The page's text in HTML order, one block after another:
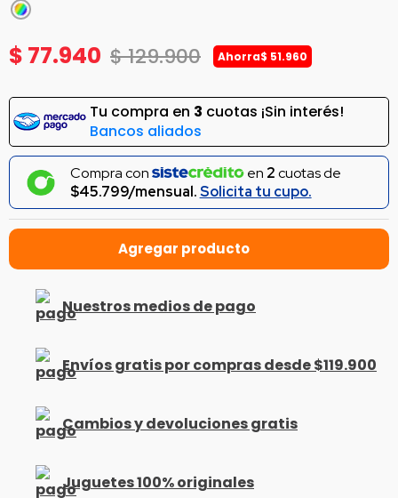
$ 77.940 $129.900 Ahorra$ 51.960
Tu compra en 3 cuotas ¡Sin interés!
Bancos aliados
Compra con en 2cuotas de
$45.799/mensual.Solicita tu cupo.
Nuestros medios de pago
Envíos gratis por compras desde $119.900
Cambios y devoluciones gratis
Juguetes 100% originales